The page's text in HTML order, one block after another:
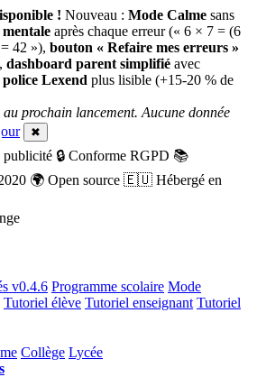
! Nouveau : Mode Calme sans
mentale après chaque erreur (« 6 × 7 = (6
42 »), bouton « Refaire mes erreurs »
dashboard parent simplifié avec
police Lexend plus lisible (+15-20 % de
prochain lancement. Aucune donnée
✖
publicité 🔒 Conforme RGPD 📚
🌍 Open source 🇪🇺 Hébergé en
v0.4.6 Programme scolaire Mode
Tutoriel élève Tutoriel enseignant Tutoriel
Collège Lycée